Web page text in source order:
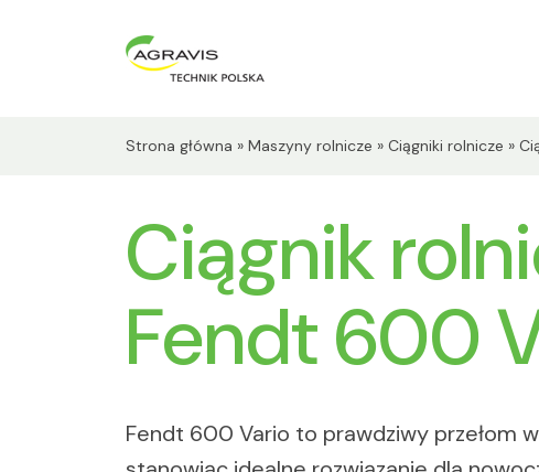
Strona główna » Maszyny rolnicze » Ciągniki rolnicze »
Ciągnik
Fendt 600
Fendt 600 Vario to prawdziwy przełom